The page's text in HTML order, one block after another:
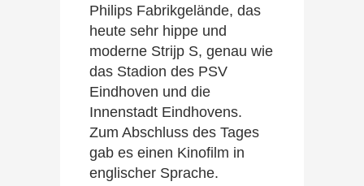
Philips Fabrikgelände, das
heute sehr hippe und
moderne Strijp S, genau wie
das Stadion des PSV
Eindhoven und die
Innenstadt Eindhovens.
Zum Abschluss des Tages
gab es einen Kinofilm in
englischer Sprache.